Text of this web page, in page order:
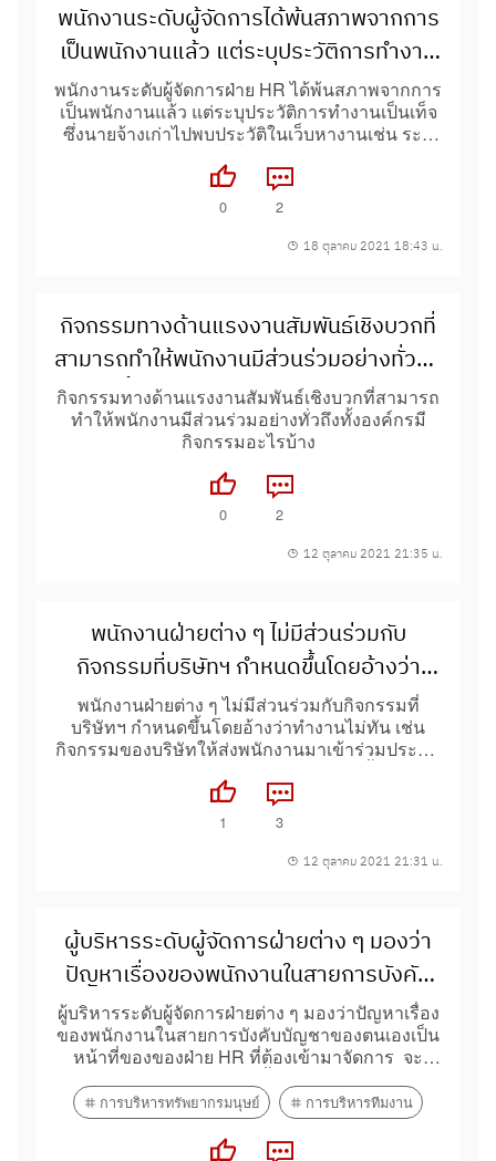
พนักงานระดับผู้จัดการได้พ้นสภาพจากการ
เป็นพนักงานแล้ว แต่ระบุประวัติการทำงาน
เป็นเท็จ
พนักงานระดับผู้จัดการฝ่าย HR ได้พ้นสภาพจากการ
เป็นพนักงานแล้ว แต่ระบุประวัติการทำงานเป็นเท็จ
ซึ่งนายจ้างเก่าไปพบประวัติในเว็บหางานเช่น ระบุ
0 2
18 ตุลาคม 2021 18:43 น.
กิจกรรมทางด้านแรงงานสัมพันธ์เชิงบวกที่
สามารถทำให้พนักงานมีส่วนร่วมอย่างทั่วถึง
ทั้งองค์กรมีกิจกรรมอะไรบ้าง
กิจกรรมทางด้านแรงงานสัมพันธ์เชิงบวกที่สามารถ
ทำให้พนักงานมีส่วนร่วมอย่างทั่วถึงทั้งองค์กรมี
กิจกรรมอะไรบ้าง
0 2
12 ตุลาคม 2021 21:35 น.
พนักงานฝ่ายต่าง ๆ ไม่มีส่วนร่วมกับ
กิจกรรมที่บริษัทฯ กำหนดขึ้นโดยอ้างว่า
ทำงานไม่ทัน เช่น กิจกรรมของบริษัทให้ส่ง
พนักงานมาเข้าร่วมประชุม หรืออบรมใน
หัวข้อต่าง ๆ ที่กำหนดขึ้น ในฐานะฝ่าย HR จะ
แก้ไขปัญหานี้อย่างไร?
พนักงานฝ่ายต่าง ๆ ไม่มีส่วนร่วมกับกิจกรรมที่
บริษัทฯ กำหนดขึ้นโดยอ้างว่าทำงานไม่ทัน เช่น
กิจกรรมของบริษัทให้ส่งพนักงานมาเข้าร่วมประชุม
1 3
12 ตุลาคม 2021 21:31 น.
ผู้บริหารระดับผู้จัดการฝ่ายต่าง ๆ มองว่า
ปัญหาเรื่องของพนักงานในสายการบังคับ
บัญชาของตนเองเป็นหน้าที่ของของฝ่าย HR
ที่ต้องเข้ามาจัดการ
ผู้บริหารระดับผู้จัดการฝ่ายต่าง ๆ มองว่าปัญหาเรื่อง
ของพนักงานในสายการบังคับบัญชาของตนเองเป็น
หน้าที่ของของฝ่าย HR ที่ต้องเข้ามาจัดการ จะ
การบริหารทรัพยากรมนุษย์ การบริหารทีมงาน